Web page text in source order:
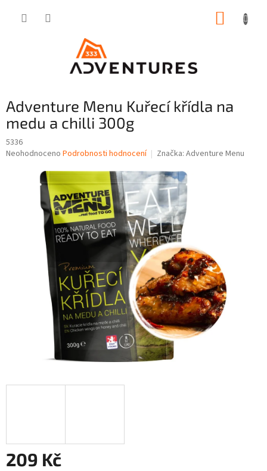
Adventure Menu Kuřecí křídla na
medu a chilli 300g
5336
Průměrné
hvězdiček.
Neohodnoceno Podrobnosti hodnocení Značka: Adventure Menu
209 Kč